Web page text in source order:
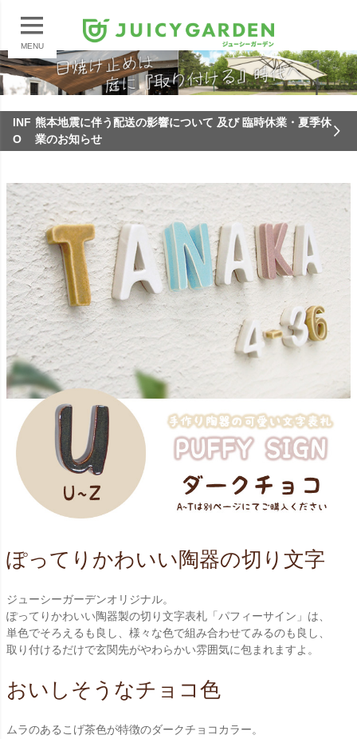
MENU
INF
O
熊本地震に伴う配送の影響について 及び 臨時休業・夏季休
業のお知らせ
ぽってりかわいい陶器の切り文字
ジューシーガーデンオリジナル。
ぽってりかわいい陶器製の切り文字表札「パフィーサイン」は、
単色でそろえるも良し、様々な色で組み合わせてみるのも良し、
取り付けるだけで玄関先がやわらかい雰囲気に包まれますよ。
おいしそうなチョコ色
ムラのあるこげ茶色が特徴のダークチョコカラー。